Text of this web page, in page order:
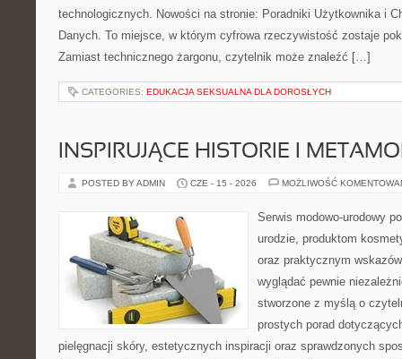
technologicznych. Nowości na stronie: Poradniki Użytkownika i
Danych. To miejsce, w którym cyfrowa rzeczywistość zostaje
Zamiast technicznego żargonu, czytelnik może znaleźć […]
CATEGORIES: EDUKACJA SEKSUALNA DLA DOROSŁYCH
INSPIRUJĄCE HISTORIE I
POSTED BY ADMIN CZE - 15 - 2026 MOŻLIWOŚĆ
Serwis modowo-urodowy
urodzie, produktom
oraz praktycznym
wyglądać pewnie
stworzone z myślą o
prostych porad
pielęgnacji skóry, estetycznych inspiracji oraz sprawdzonych